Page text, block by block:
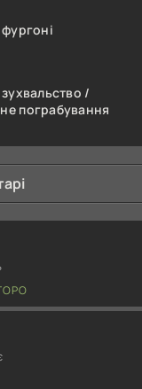
зухвальство /
пограбування